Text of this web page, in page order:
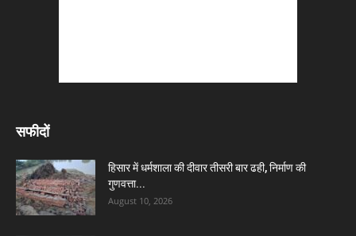
सफीदों
हिसार में धर्मशाला की दीवार तीसरी बार ढही, निर्माण की
गुणवत्ता...
August 10, 2026